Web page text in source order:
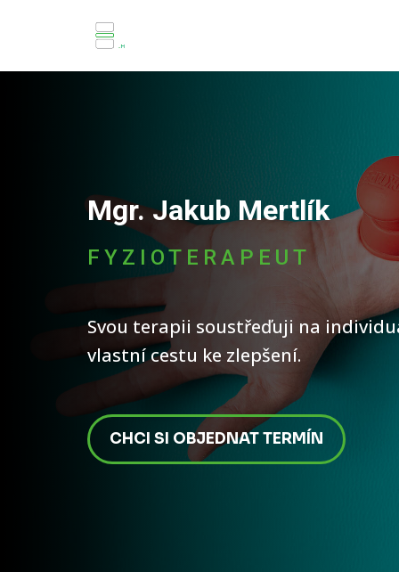
Mgr. Jakub Mertlík
FYZIOTERAPEUT
Svou terapii soustřeďuji na
vlastní cestu ke zlepšení.
CHCI SI OBJEDNAT TERMÍN